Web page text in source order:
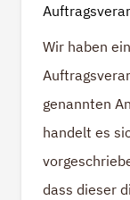
Wir haben
genannten
handelt es
dass dieser